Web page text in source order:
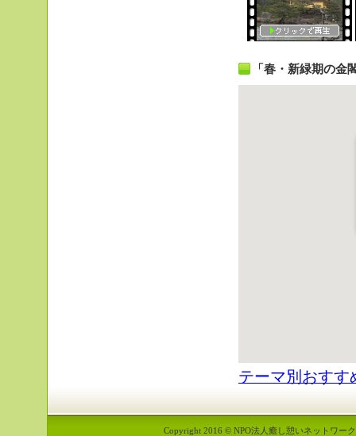
「春・新緑期の
テーマ別おすす
Copyright 2016 © NPO法人癒し憩いネットワー